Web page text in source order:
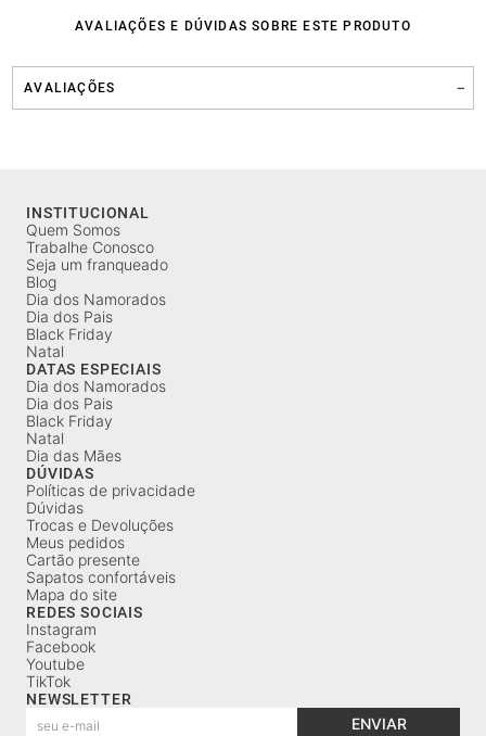
AVALIAÇÕES E DÚVIDAS SOBRE ESTE PRODUTO
AVALIAÇÕES
INSTITUCIONAL
Quem Somos
Trabalhe Conosco
Seja um franqueado
Blog
Dia dos Namorados
Dia dos Pais
Black Friday
Natal
DATAS ESPECIAIS
Dia dos Namorados
Dia dos Pais
Black Friday
Natal
Dia das Mães
DÚVIDAS
Políticas de privacidade
Dúvidas
Trocas e Devoluções
Meus pedidos
Cartão presente
Sapatos confortáveis
Mapa do site
REDES SOCIAIS
Instagram
Facebook
Youtube
TikTok
NEWSLETTER
ENVIAR